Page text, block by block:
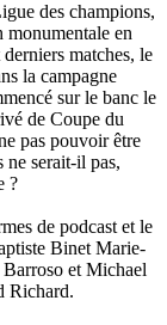
des champions,
monumentale en
matches, le
la campagne
sur le banc le
de Coupe du
pas pouvoir être
ne serait-il pas,
?
de podcast et le
Binet Marie-
et Michael
Richard.